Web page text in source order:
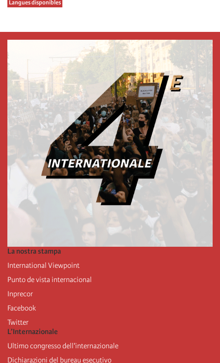
Langues disponibles
La nostra stampa
International Viewpoint
Punto de vista internacional
Inprecor
Facebook
Twitter
L’Internazionale
Ultimo congresso dell'internazionale
Dichiarazioni del bureau esecutivo